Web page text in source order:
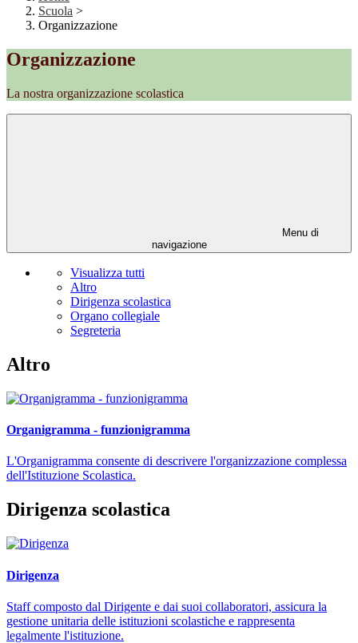
Scuola >
Organizzazione
Organizzazione
La nostra organizzazione scolastica
Menu di
navigazione
Visualizza tutti
Altro
Dirigenza scolastica
Organo collegiale
Segreteria
Altro
Organigramma - funzionigramma
L'Organigramma consente di descrivere l'organizzazione complessa
dell'Istituzione Scolastica.
Dirigenza scolastica
Dirigenza
Staff composto dal Dirigente e dai suoi collaboratori, assicura la
gestione unitaria delle istituzioni scolastiche e rappresenta
legalmente l'istituzione.